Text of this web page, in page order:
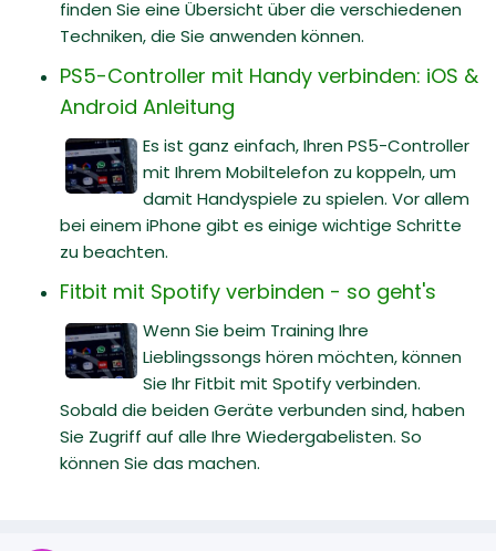
finden Sie eine Übersicht über die verschiedenen
Techniken, die Sie anwenden können.
PS5-Controller mit Handy verbinden: iOS &
Android Anleitung
Es ist ganz einfach, Ihren PS5-Controller
mit Ihrem Mobiltelefon zu koppeln, um
damit Handyspiele zu spielen. Vor allem
bei einem iPhone gibt es einige wichtige Schritte
zu beachten.
Fitbit mit Spotify verbinden - so geht's
Wenn Sie beim Training Ihre
Lieblingssongs hören möchten, können
Sie Ihr Fitbit mit Spotify verbinden.
Sobald die beiden Geräte verbunden sind, haben
Sie Zugriff auf alle Ihre Wiedergabelisten. So
können Sie das machen.